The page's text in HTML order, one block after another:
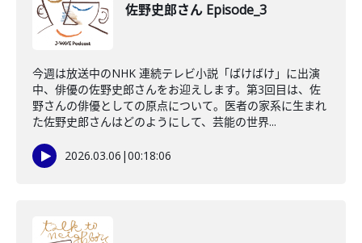
佐野史郎さん Episode_3
今週は放送中のNHK 連続テレビ小説「ばけばけ」に出演
中、俳優の佐野史郎さんをお迎えします。第3回目は、佐
野さんの俳優としての原点について。医者の家系に生まれ
た佐野史郎さんはどのようにして、芸能の世界...
2026.03.06 |00:18:06